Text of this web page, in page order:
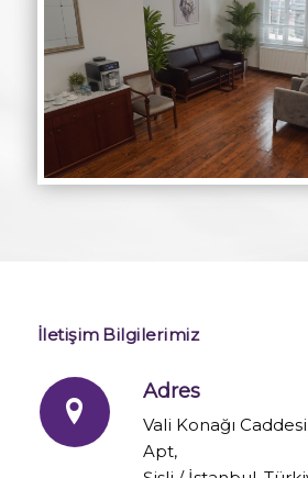
İletişim Bilgilerimiz
Adres
Vali Konağı
Apt,